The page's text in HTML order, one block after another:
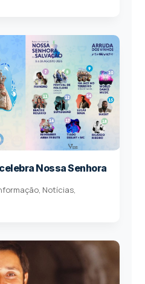
Nossa Senhora
, Notícias,